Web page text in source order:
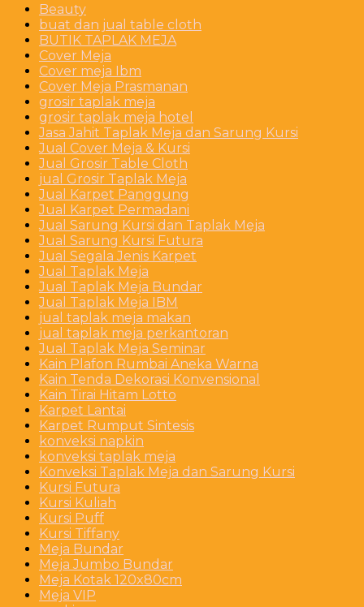
Beauty
buat dan jual table cloth
BUTIK TAPLAK MEJA
Cover Meja
Cover meja Ibm
Cover Meja Prasmanan
grosir taplak meja
grosir taplak meja hotel
Jasa Jahit Taplak Meja dan Sarung Kursi
Jual Cover Meja & Kursi
Jual Grosir Table Cloth
jual Grosir Taplak Meja
Jual Karpet Panggung
Jual Karpet Permadani
Jual Sarung Kursi dan Taplak Meja
Jual Sarung Kursi Futura
Jual Segala Jenis Karpet
Jual Taplak Meja
Jual Taplak Meja Bundar
Jual Taplak Meja IBM
jual taplak meja makan
jual taplak meja perkantoran
Jual Taplak Meja Seminar
Kain Plafon Rumbai Aneka Warna
Kain Tenda Dekorasi Konvensional
Kain Tirai Hitam Lotto
Karpet Lantai
Karpet Rumput Sintesis
konveksi napkin
konveksi taplak meja
Konveksi Taplak Meja dan Sarung Kursi
Kursi Futura
Kursi Kuliah
Kursi Puff
Kursi Tiffany
Meja Bundar
Meja Jumbo Bundar
Meja Kotak 120x80cm
Meja VIP